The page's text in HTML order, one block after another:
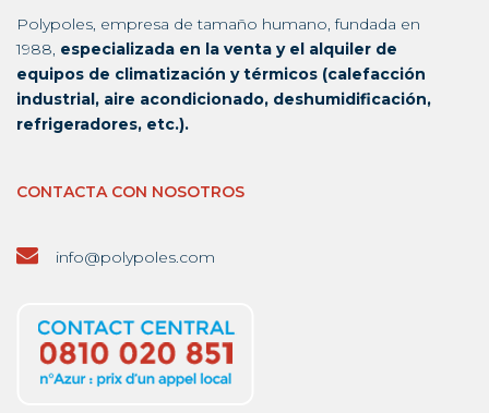
Polypoles, empresa de tamaño humano, fundada en
1988, especializada en la venta y el alquiler de
equipos de climatización y térmicos (calefacción
industrial, aire acondicionado, deshumidificación,
refrigeradores, etc.).
CONTACTA CON NOSOTROS
info@polypoles.com